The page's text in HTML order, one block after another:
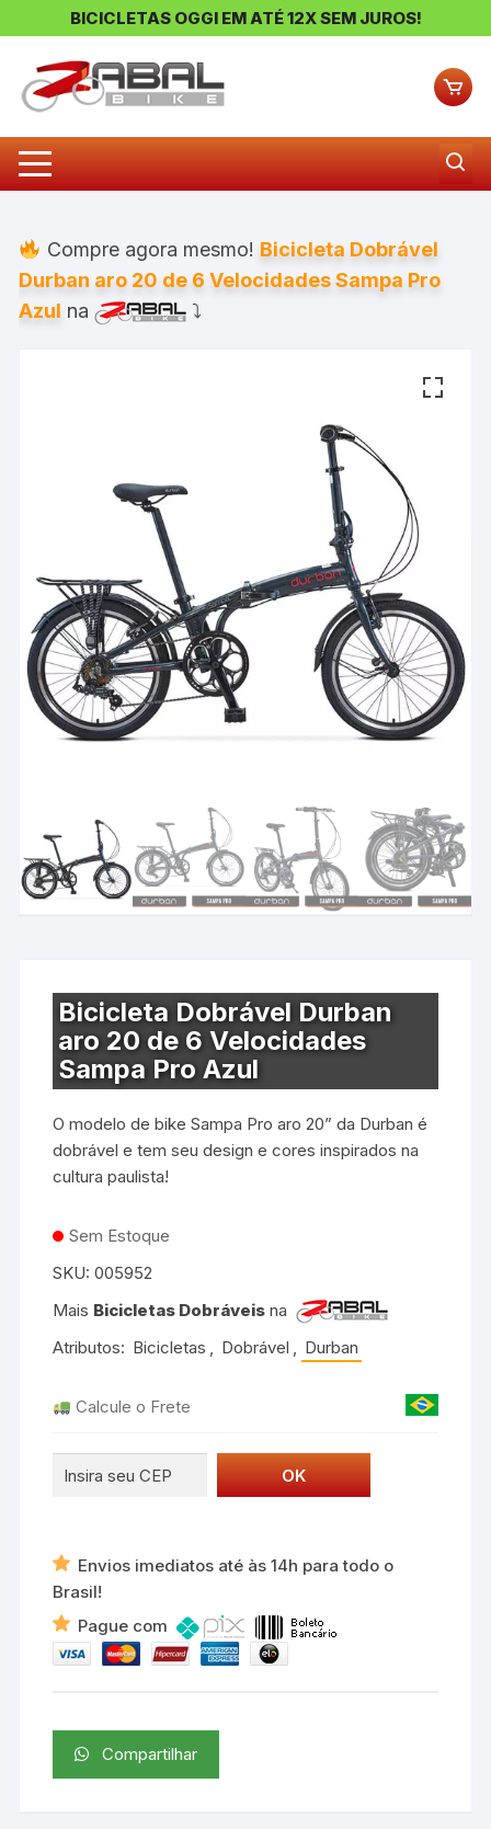
BICICLETAS OGGI EM ATÉ 12X SEM JUROS!
Compre agora mesmo! Bicicleta Dobrável
Durban aro 20 de 6 Velocidades Sampa Pro
Azul na ⤵
Bicicleta Dobrável Durban
aro 20 de 6 Velocidades
Sampa Pro Azul
O modelo de bike Sampa Pro aro 20” da Durban é
dobrável e tem seu design e cores inspirados na
cultura paulista!
Sem Estoque
SKU:005952
Mais Bicicletas Dobráveis na
Atributos: Bicicletas , Dobrável , Durban
Calcule o Frete
Envios imediatos até às 14h para todo o
Brasil!
Pague com
Compartilhar